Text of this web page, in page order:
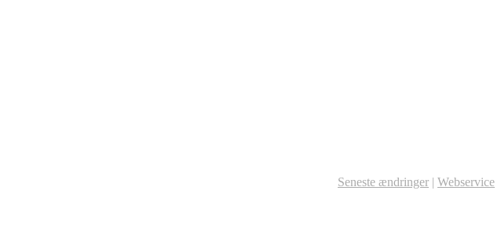
Seneste ændringer | Webservice